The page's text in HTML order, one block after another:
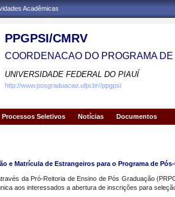
Acadêmicas
PPGPSI/CMRV
COORDENACAO DO PROGRAMA
UNIVERSIDADE FEDERAL DO PIAUÍ
http://www.posgraduacao.ufpi.br//ppgpsi
Processos Seletivos Notícias Documentos
e Matrícula de Estrangeiros para o Programa de
da Pró-Reitoria de Ensino de Pós Graduação
aos interessados a abertura de inscrições para